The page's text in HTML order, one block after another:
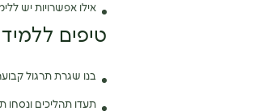
אילו אפשרויות יש
טיפים
בנו שגרת תרגול
תעדו תהליכים ונסחו